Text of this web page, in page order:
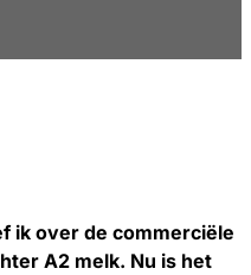
ik over de commerciële
A2 melk. Nu is het